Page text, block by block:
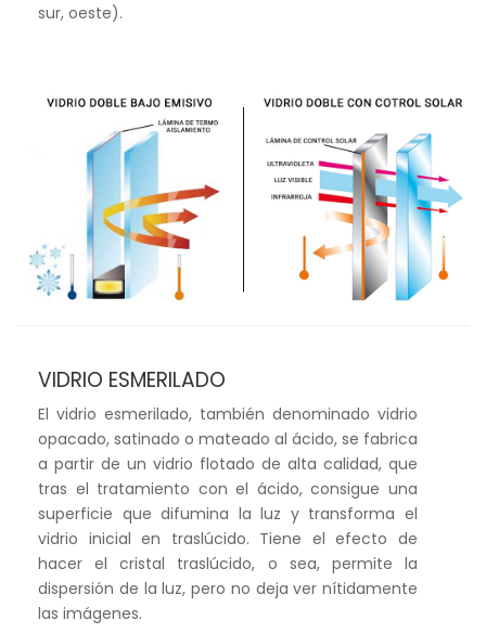
sur, oeste).
VIDRIO ESMERILADO
El vidrio esmerilado, también denominado vidrio
opacado, satinado o mateado al ácido, se fabrica
a partir de un vidrio flotado de alta calidad, que
tras el tratamiento con el ácido, consigue una
superficie que difumina la luz y transforma el
vidrio inicial en traslúcido. Tiene el efecto de
hacer el cristal traslúcido, o sea, permite la
dispersión de la luz, pero no deja ver nítidamente
las imágenes.